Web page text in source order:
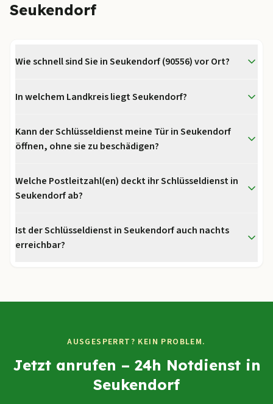
Seukendorf
Wie schnell sind Sie in Seukendorf (90556) vor Ort?
In welchem Landkreis liegt Seukendorf?
Kann der Schlüsseldienst meine Tür in Seukendorf
öffnen, ohne sie zu beschädigen?
Welche Postleitzahl(en) deckt ihr Schlüsseldienst in
Seukendorf ab?
Ist der Schlüsseldienst in Seukendorf auch nachts
erreichbar?
AUSGESPERRT? KEIN PROBLEM.
Jetzt anrufen – 24h Notdienst in
Seukendorf